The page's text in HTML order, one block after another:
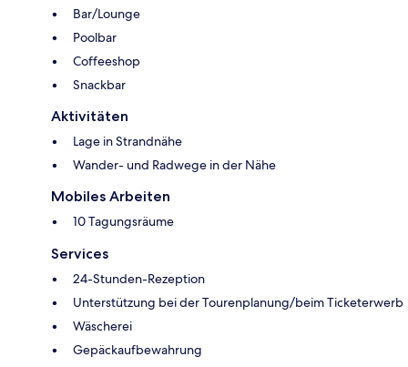
Bar/Lounge
Poolbar
Coffeeshop
Snackbar
Aktivitäten
Lage in Strandnähe
Wander- und Radwege in der Nähe
Mobiles Arbeiten
10 Tagungsräume
Services
24-Stunden-Rezeption
Unterstützung bei der Tourenplanung/beim Ticketerwerb
Wäscherei
Gepäckaufbewahrung